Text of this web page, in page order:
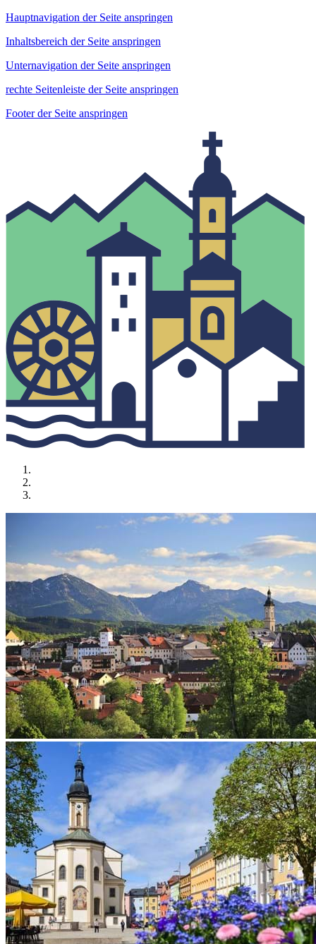
Hauptnavigation der Seite anspringen
Inhaltsbereich der Seite anspringen
Unternavigation der Seite anspringen
rechte Seitenleiste der Seite anspringen
Footer der Seite anspringen